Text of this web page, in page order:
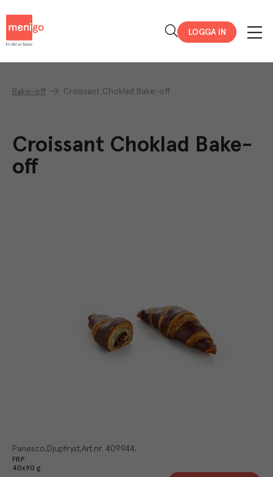
LOGGA IN
Bake-off Croissant Choklad Bake-off
Croissant Choklad Bake-
off
Panesco Djupfryst Art.nr. 409944
FRP
40x90 g